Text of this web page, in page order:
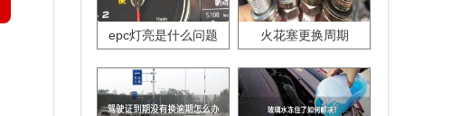
epc灯亮是什么问题 火花塞更换周期